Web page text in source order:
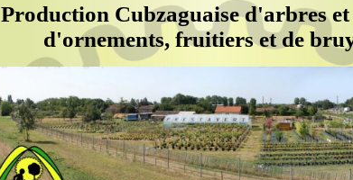
Production Cubzaguaise d'arbres et
d'ornements, fruitiers et de